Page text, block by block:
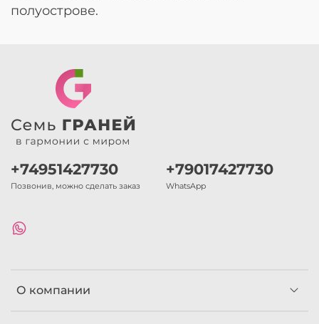
полуострове.
О компании
+74951427730
Позвонив, можно сделать заказ
+79017427730
WhatsApp